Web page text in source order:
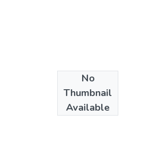
No
Thumbnail
Available
Collections
Arquitectura